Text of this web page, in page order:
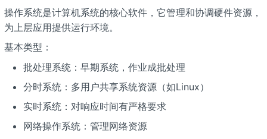
操作系统是计算机系统的核心软件，它管理和协调硬件资源，
为上层应用提供运行环境。
基本类型：
批处理系统：早期系统，作业成批处理
分时系统：多用户共享系统资源（如Linux）
实时系统：对响应时间有严格要求
网络操作系统：管理网络资源